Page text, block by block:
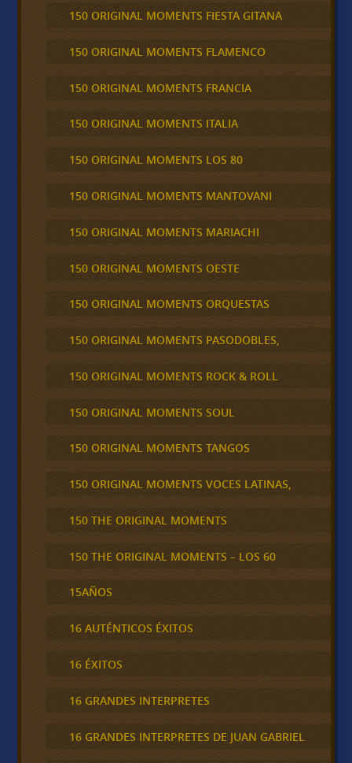
150 ORIGINAL MOMENTS FIESTA GITANA
150 ORIGINAL MOMENTS FLAMENCO
150 ORIGINAL MOMENTS FRANCIA
150 ORIGINAL MOMENTS ITALIA
150 ORIGINAL MOMENTS LOS 80
150 ORIGINAL MOMENTS MANTOVANI
150 ORIGINAL MOMENTS MARIACHI
150 ORIGINAL MOMENTS OESTE
150 ORIGINAL MOMENTS ORQUESTAS
150 ORIGINAL MOMENTS PASODOBLES,
150 ORIGINAL MOMENTS ROCK & ROLL
150 ORIGINAL MOMENTS SOUL
150 ORIGINAL MOMENTS TANGOS
150 ORIGINAL MOMENTS VOCES LATINAS,
150 THE ORIGINAL MOMENTS
150 THE ORIGINAL MOMENTS – LOS 60
15AÑOS
16 AUTÉNTICOS ÉXITOS
16 ÉXITOS
16 GRANDES INTERPRETES
16 GRANDES INTERPRETES DE JUAN GABRIEL